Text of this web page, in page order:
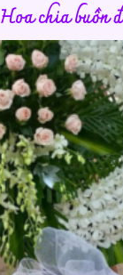
Hoa chia buồn